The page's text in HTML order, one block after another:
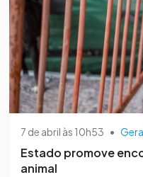
7 de abril às 10h53 •
Estado promove
animal